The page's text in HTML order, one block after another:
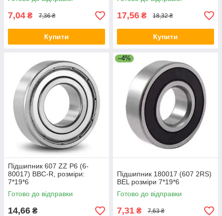
7,04 ₴ 7,36 ₴
Купити
17,56 ₴ 18,32 ₴
Купити
Підшипник 607 ZZ P6 (6-
80017) BBC-R, розміри:
7*19*6
Готово до відправки
14,66 ₴
–4%
Підшипник 180017 (607 2RS)
BEL розміри 7*19*6
Готово до відправки
7,31 ₴ 7,63 ₴